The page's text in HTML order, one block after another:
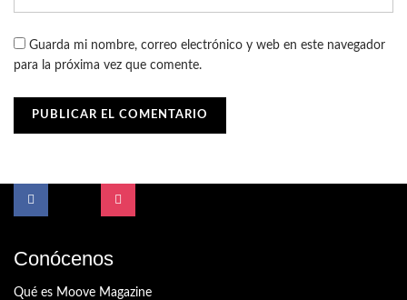
Guarda mi nombre, correo electrónico y web en este navegador
para la próxima vez que comente.
Conócenos
Qué es Moove Magazine